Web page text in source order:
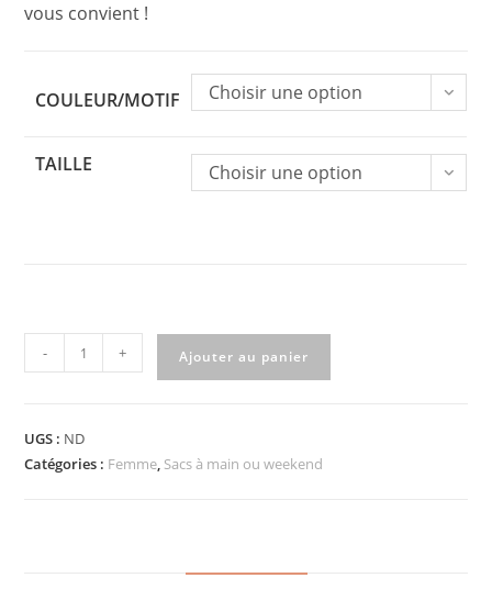
vous convient !
COULEUR/MOTIF Choisir une option
TAILLE Choisir une option
quantité
de
et
- + Ajouter au panier
UGS : ND
Catégories : Femme, Sacs à main ou weekend